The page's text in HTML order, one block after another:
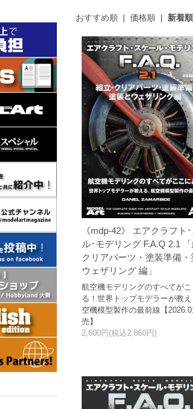
おすすめ順| 価格順| 新着順
《mdp-42》 エアクラフト
ル･モデリング F.A.Q 2.1 「
クリアパーツ・塗装準備・
ウェザリング 編」
航空機モデリングのすべてが
る！世界トップモデラーが教
空機模型製作の最前線【
売】
2,600円(税込2,860円)